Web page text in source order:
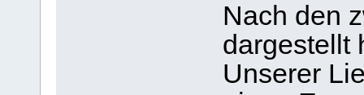
Nach den
dargestellt
Unserer